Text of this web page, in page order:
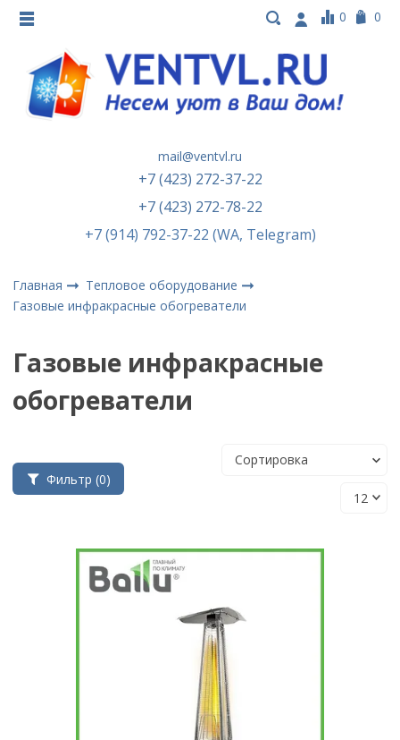
0 0
mail@ventvl.ru
+7 (423) 272-37-22
+7 (423) 272-78-22
+7 (914) 792-37-22 (WA, Telegram)
Главная
Тепловое оборудование
Газовые инфракрасные обогреватели
Газовые инфракрасные
обогреватели
Фильтр (0)